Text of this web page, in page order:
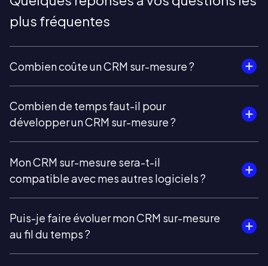
plus fréquentes
Combien coûte un CRM sur-mesure ?
Combien de temps faut-il pour
développer un CRM sur-mesure ?
Mon CRM sur-mesure sera-t-il
compatible avec mes autres logiciels ?
Puis-je faire évoluer mon CRM sur-mesure
au fil du temps ?